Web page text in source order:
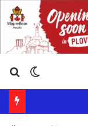
Търсене ...